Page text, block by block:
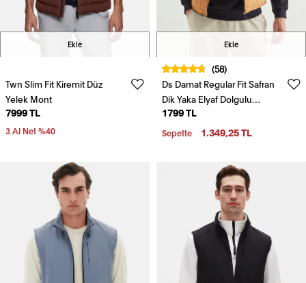
Ekle
Twn Slim Fit Kiremit Düz
Yelek Mont
7999 TL
3 Al Net %40
Ekle
(58)
Ds Damat Regular Fit Safran
Dik Yaka Elyaf Dolgulu
Mevsimlik Fermuarlı Şişme
Yelek Mont
1799 TL
Sepette 1.349,25 TL